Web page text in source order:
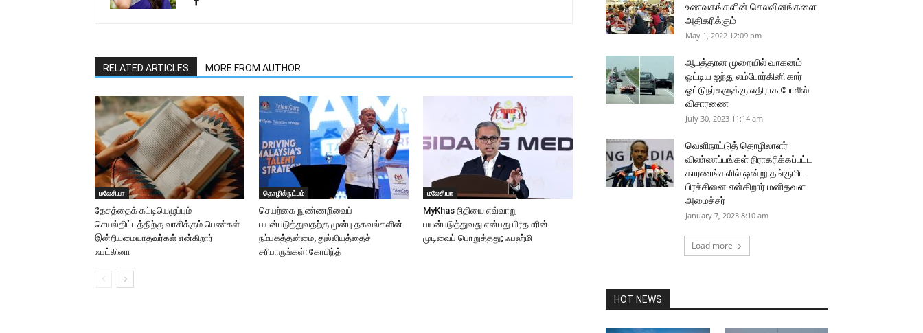
RELATED ARTICLES MORE FROM AUTHOR
மலேசியா
தேசத்தைக் கட்டியெழுப்பும்
செயல்திட்டத்திற்கு வாசிக்கும் பெண்கள்
இன்றியமையாதவர்கள் என்கிறார்
ஃபட்லினா
தொழில்நுட்பம்
செயற்கை நுண்ணறிவைப்
பயன்படுத்துவதற்கு முன்பு தகவல்களின்
நம்பகத்தன்மை, துல்லியத்தைச்
சரிபாருங்கள்: கோபிந்த்
மலேசியா
MyKhas நிதியை எவ்வாறு
பயன்படுத்துவது என்பது பிரதமரின்
முடிவைப் பொறுத்தது; ஃபஹ்மி
உணவகங்களின் செலவினங்களை
அதிகரிக்கும்
May 1, 2022 12:09 pm
ஆபத்தான முறையில் வாகனம்
ஓட்டிய ஐந்து லம்போர்கினி கார்
ஓட்டுநர்களுக்கு எதிராக போலீஸ்
விசாரணை
July 30, 2023 11:14 am
வெளிநாட்டுத் தொழிலாளர்
விண்ணப்பங்கள் நிராகரிக்கப்பட்ட
காரணங்களில் ஒன்று தங்குமிட
பிரச்சினை என்கிறார் மனிதவள
அமைச்சர்
January 7, 2023 8:10 am
Load more
HOT NEWS